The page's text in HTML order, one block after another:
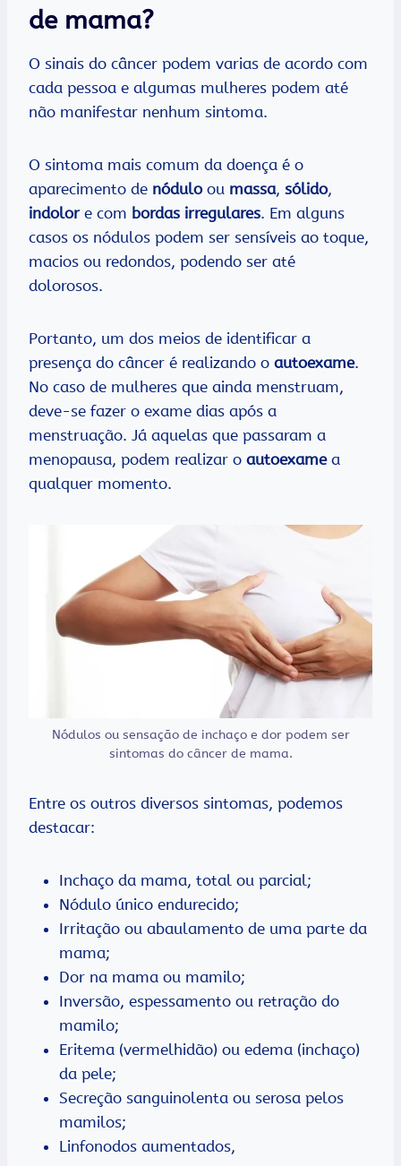
de mama?
O sinais do câncer podem varias de acordo com
cada pessoa e algumas mulheres podem até
não manifestar nenhum sintoma.
O sintoma mais comum da doença é o
aparecimento de nódulo ou massa, sólido,
indolor e com bordas irregulares. Em alguns
casos os nódulos podem ser sensíveis ao toque,
macios ou redondos, podendo ser até
dolorosos.
Portanto, um dos meios de identificar a
presença do câncer é realizando o autoexame.
No caso de mulheres que ainda menstruam,
deve-se fazer o exame dias após a
menstruação. Já aquelas que passaram a
menopausa, podem realizar o autoexamea
qualquer momento.
Nódulos ou sensação de inchaço e dor podem ser
sintomas do câncer de mama.
Entre os outros diversos sintomas, podemos
destacar:
Inchaço da mama, total ou parcial;
Nódulo único endurecido;
Irritação ou abaulamento de uma parte da
mama;
Dor na mama ou mamilo;
Inversão, espessamento ou retração do
mamilo;
Eritema (vermelhidão) ou edema (inchaço)
da pele;
Secreção sanguinolenta ou serosa pelos
mamilos;
Linfonodos aumentados,